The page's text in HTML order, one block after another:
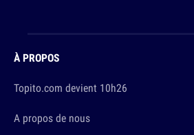
À PROPOS
Topito.com devient 10h26
A propos de nous